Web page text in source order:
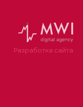
Разработка сайта